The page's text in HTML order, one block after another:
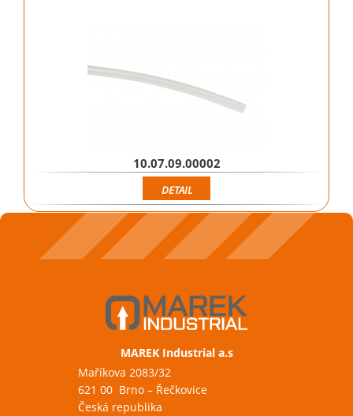
10.07.09.00002
DETAIL
MAREK Industrial a.s
Maříkova 2083/32
621 00 Brno – Řečkovice
Česká republika